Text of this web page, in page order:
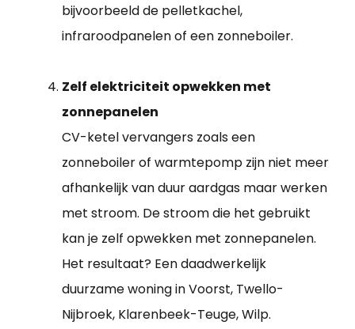
bijvoorbeeld de pelletkachel,
infraroodpanelen of een zonneboiler.
Zelf elektriciteit opwekken met
zonnepanelen
CV-ketel vervangers zoals een
zonneboiler of warmtepomp zijn niet meer
afhankelijk van duur aardgas maar werken
met stroom. De stroom die het gebruikt
kan je zelf opwekken met zonnepanelen.
Het resultaat? Een daadwerkelijk
duurzame woning in Voorst, Twello-
Nijbroek, Klarenbeek-Teuge, Wilp.